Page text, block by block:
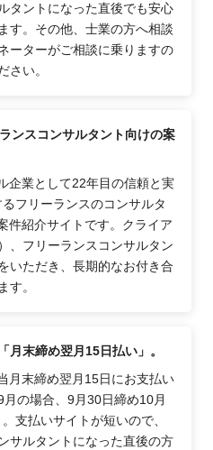
タントになった直後でも安心
す。その他、士業の方へ相談
ーターがご相談に乗りますの
さい。
ンスコンサルタント向けの案
企業として22年目の信頼と実
フリーランスのコンサルタ
件紹介サイトです。クライア
、フリーランスコンサルタン
いただき、長期的なお付き合
す。
月末締め翌月15日払い」。
月末締め翌月15日にお支払い
の場合、9月30日締め10月
支払いサイトが短いので、
サルタントになった直後の方